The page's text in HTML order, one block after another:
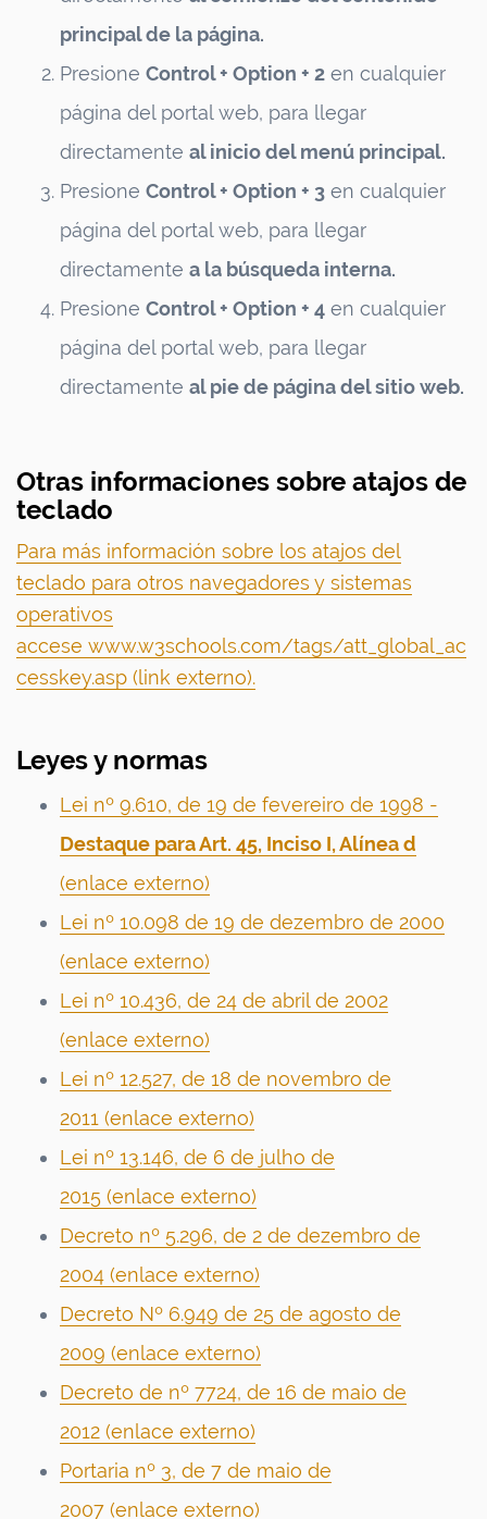
principal de la página.
Presione Control + Option + 2 en cualquier
página del portal web, para llegar
directamente al inicio del menú principal.
Presione Control + Option + 3 en cualquier
página del portal web, para llegar
directamente a la búsqueda interna.
Presione Control + Option + 4 en cualquier
página del portal web, para llegar
directamente al pie de página del sitio web.
Otras informaciones sobre atajos de
teclado
Para más información sobre los atajos del
teclado para otros navegadores y sistemas
operativos
accese www.w3schools.com/tags/att_global_ac
cesskey.asp (link externo).
Leyes y normas
Lei nº 9.610, de 19 de fevereiro de 1998 -
Destaque para Art. 45, Inciso I, Alínea d
(enlace externo)
Lei nº 10.098 de 19 de dezembro de 2000
(enlace externo)
Lei nº 10.436, de 24 de abril de 2002
(enlace externo)
Lei nº 12.527, de 18 de novembro de
2011 (enlace externo)
Lei nº 13.146, de 6 de julho de
2015 (enlace externo)
Decreto nº 5.296, de 2 de dezembro de
2004 (enlace externo)
Decreto Nº 6.949 de 25 de agosto de
2009 (enlace externo)
Decreto de nº 7724, de 16 de maio de
2012 (enlace externo)
Portaria nº 3, de 7 de maio de
2007 (enlace externo)